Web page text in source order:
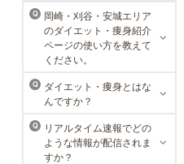
ラ・パルレ 名古屋本店
ラ・パルレでは、内側からも外側か
らも健康的に美しく男性をサポー
ト。脱メタボリックやダイエット、
マッチョコースやにきび内外コー
ス、アロマトリートメント等多彩な
メニューをご用意。お得な体験コー
スも多数！
Q
岡崎・刈谷・安城エリア
のダイエット・痩身紹介
ページの使い方を教えて
ください。
Q
ダイエット・痩身とはな
んですか？
Q
リアルタイム速報でどの
ような情報が配信されま
すか？